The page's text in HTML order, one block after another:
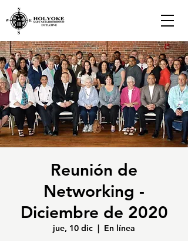
Reunión de
Networking -
Diciembre de 2020
jue, 10 dic
  |
En línea